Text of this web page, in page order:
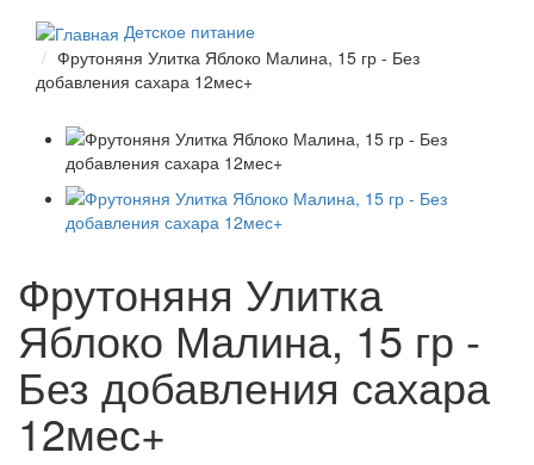
Детское питание
Фрутоняня Улитка Яблоко Малина, 15 гр - Без
добавления сахара 12мес+
Фрутоняня Улитка
Яблоко Малина, 15 гр -
Без добавления сахара
12мес+